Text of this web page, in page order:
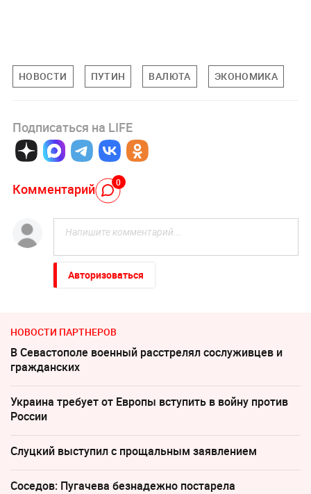
НОВОСТИ ПУТИН ВАЛЮТА ЭКОНОМИКА
Подписаться на LIFE
Комментарий 0
Авторизоваться
НОВОСТИ ПАРТНЕРОВ
В Севастополе военный расстрелял сослуживцев и
гражданских
Украина требует от Европы вступить в войну против
России
Слуцкий выступил с прощальным заявлением
Соседов: Пугачева безнадежно постарела